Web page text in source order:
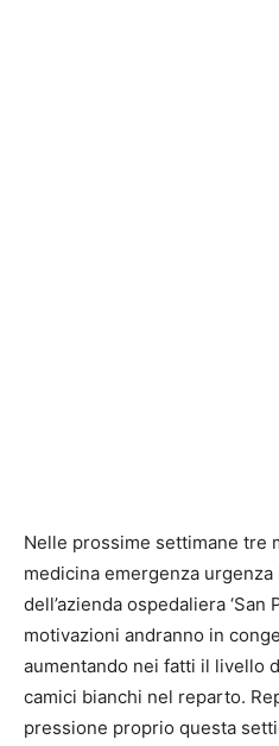
Nelle prossime settimane tre
medicina emergenza
dell’azienda ospedaliera ‘San
motivazioni andranno in
aumentando nei fatti il livello
camici bianchi nel reparto.
pressione proprio questa